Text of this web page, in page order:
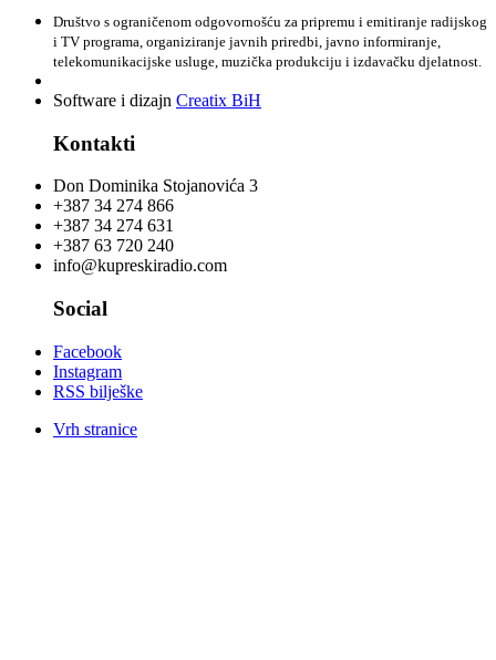
Društvo s ograničenom odgovornošću za pripremu i emitiranje radijskog
i TV programa, organiziranje javnih priredbi, javno informiranje,
telekomunikacijske usluge, muzička produkciju i izdavačku djelatnost.
Software i dizajn Creatix BiH
Kontakti
Don Dominika Stojanovića 3
+387 34 274 866
+387 34 274 631
+387 63 720 240
info@kupreskiradio.com
Social
Facebook
Instagram
RSS bilješke
Vrh stranice